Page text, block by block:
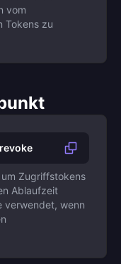
vom
Tokens zu
Zugriffstokens
Ablaufzeit
verwendet, wenn